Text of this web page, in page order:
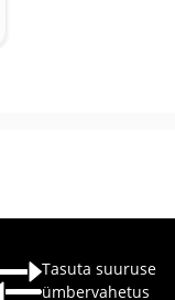
Tasuta suuruse
ümbervahetus